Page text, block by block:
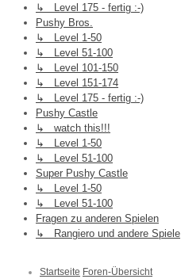
↳ Level 175 - fertig :-)
Pushy Bros.
↳ Level 1-50
↳ Level 51-100
↳ Level 101-150
↳ Level 151-174
↳ Level 175 - fertig :-)
Pushy Castle
↳ watch this!!!
↳ Level 1-50
↳ Level 51-100
Super Pushy Castle
↳ Level 1-50
↳ Level 51-100
Fragen zu anderen Spielen
↳ Rangiero und andere Spiele
Startseite Foren-Übersicht